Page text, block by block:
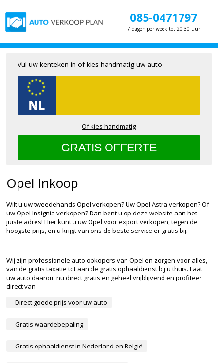
085-0471797
7 dagen per week tot 20:30 uur
Opel Inkoop
Wilt u uw tweedehands Opel verkopen? Uw Opel Astra verkopen? Of
uw Opel Insignia verkopen? Dan bent u op deze website aan het
juiste adres! Hier kunt u uw Opel voor export verkopen, tegen de
hoogste prijs, en u krijgt van ons de beste service er gratis bij.
Wij zijn professionele auto opkopers van Opel en zorgen voor alles,
van de gratis taxatie tot aan de gratis ophaaldienst bij u thuis. Laat
uw auto daarom nu direct gratis en geheel vrijblijvend en profiteer
direct van:
Direct goede prijs voor uw auto
Gratis waardebepaling
Gratis ophaaldienst in Nederland en België
Vul uw kenteken in of kies handmatig uw auto
Of kies handmatig